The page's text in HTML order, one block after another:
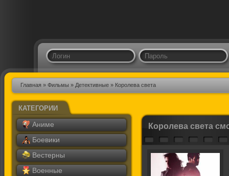
Главная » Фильмы » Детективные » Королева света
КАТЕГОРИИ
Аниме
Боевики
Вестерны
Военные
Королева света